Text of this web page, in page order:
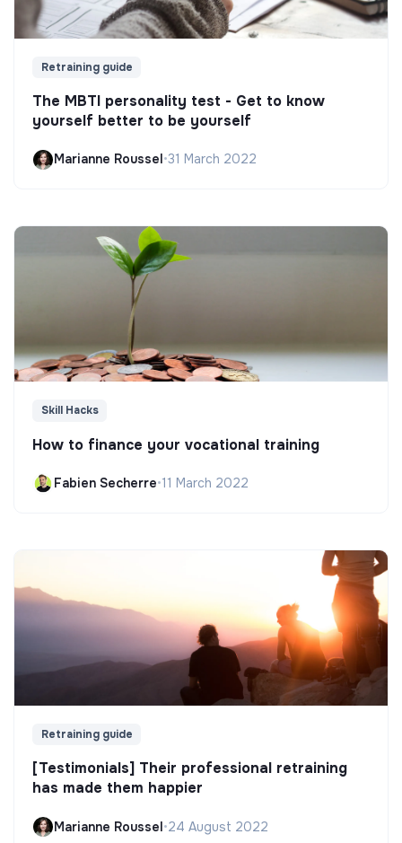
Retraining guide
The MBTI personality test - Get to know
yourself better to be yourself
Marianne Roussel •31 March 2022
Skill Hacks
How to finance your vocational training
Fabien Secherre•11 March 2022
Retraining guide
[Testimonials] Their professional retraining
has made them happier
Marianne Roussel•24 August 2022